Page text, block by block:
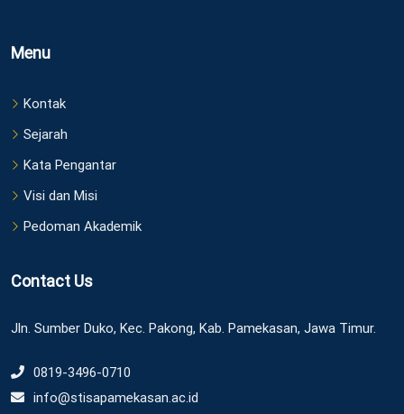
Menu
Kontak
Sejarah
Kata Pengantar
Visi dan Misi
Pedoman Akademik
Contact Us
Jln. Sumber Duko, Kec. Pakong, Kab. Pamekasan, Jawa Timur.
0819-3496-0710
info@stisapamekasan.ac.id